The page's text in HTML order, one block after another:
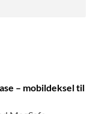
– mobildeksel til